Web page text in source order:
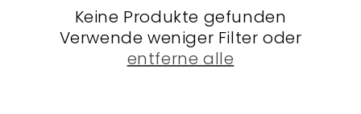
Keine Produkte gefunden
Verwende weniger Filter oder
entferne alle